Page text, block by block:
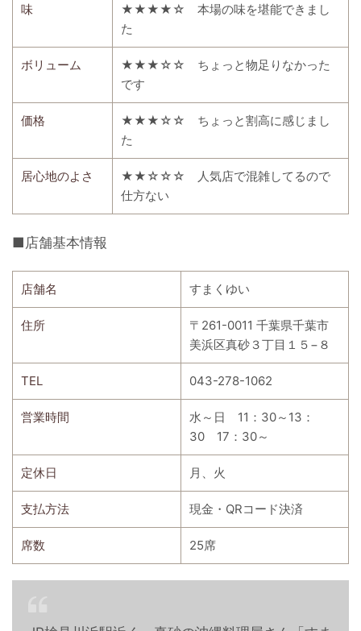
味
★★★★☆ 本場の味を堪能できまし
た
ボリューム
★★★☆☆ ちょっと物足りなかった
です
価格
★★★☆☆ ちょっと割高に感じまし
た
居心地のよさ
★★☆☆☆ 人気店で混雑してるので
仕方ない
■店舗基本情報
店舗名 すまくゆい
住所
〒261-0011 千葉県千葉市
美浜区真砂３丁目１５−８
TEL 043-278-1062
営業時間
水～日 11：30～13：
30 17：30～
定休日 月、火
支払方法 現金・QRコード決済
席数 25席